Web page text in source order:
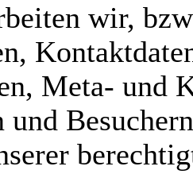
wir,
Meta- und
und